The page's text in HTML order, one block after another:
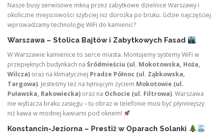
Nasze busy serwisowe mkną przez zabytkowe dzielnice Warszawy i
okoliczne miejscowości szybciej niż dorożka po bruku. Gdzie najczęściej
wprowadzamy technologię WiFi do kamienic?
Warszawa – Stolica Bajtów i Zabytkowych Fasad
W Warszawie kamienice to serce miasta. Montujemy systemy WiFi w
przepięknych budynkach na Śródmieściu (ul. Mokotowska, Hoża,
Wilcza) oraz na klimatycznej Pradze Północ (ul. Ząbkowska,
Targowa). Jesteśmy też na tętniącym życiem Mokotowie (ul.
Puławska, Rakowiecka) oraz na Ochocie (ul. Filtrowa). Warszawa
nie wybacza braku zasięgu – tu obraz w telefonie musi być płynniejszy
niż kawa w modnej kawiarni pod oknem!
Konstancin-Jeziorna – Prestiż w Oparach Solanki